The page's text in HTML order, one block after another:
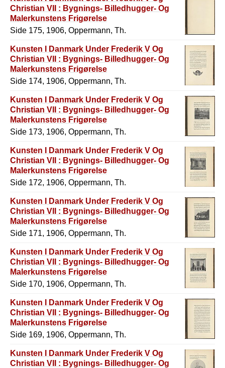
Christian VII : Bygnings- Billedhugger- Og
Malerkunstens Frigørelse
Side 175, 1906, Oppermann, Th.
Kunsten I Danmark Under Frederik V Og
Christian VII : Bygnings- Billedhugger- Og
Malerkunstens Frigørelse
Side 174, 1906, Oppermann, Th.
Kunsten I Danmark Under Frederik V Og
Christian VII : Bygnings- Billedhugger- Og
Malerkunstens Frigørelse
Side 173, 1906, Oppermann, Th.
Kunsten I Danmark Under Frederik V Og
Christian VII : Bygnings- Billedhugger- Og
Malerkunstens Frigørelse
Side 172, 1906, Oppermann, Th.
Kunsten I Danmark Under Frederik V Og
Christian VII : Bygnings- Billedhugger- Og
Malerkunstens Frigørelse
Side 171, 1906, Oppermann, Th.
Kunsten I Danmark Under Frederik V Og
Christian VII : Bygnings- Billedhugger- Og
Malerkunstens Frigørelse
Side 170, 1906, Oppermann, Th.
Kunsten I Danmark Under Frederik V Og
Christian VII : Bygnings- Billedhugger- Og
Malerkunstens Frigørelse
Side 169, 1906, Oppermann, Th.
Kunsten I Danmark Under Frederik V Og
Christian VII : Bygnings- Billedhugger- Og